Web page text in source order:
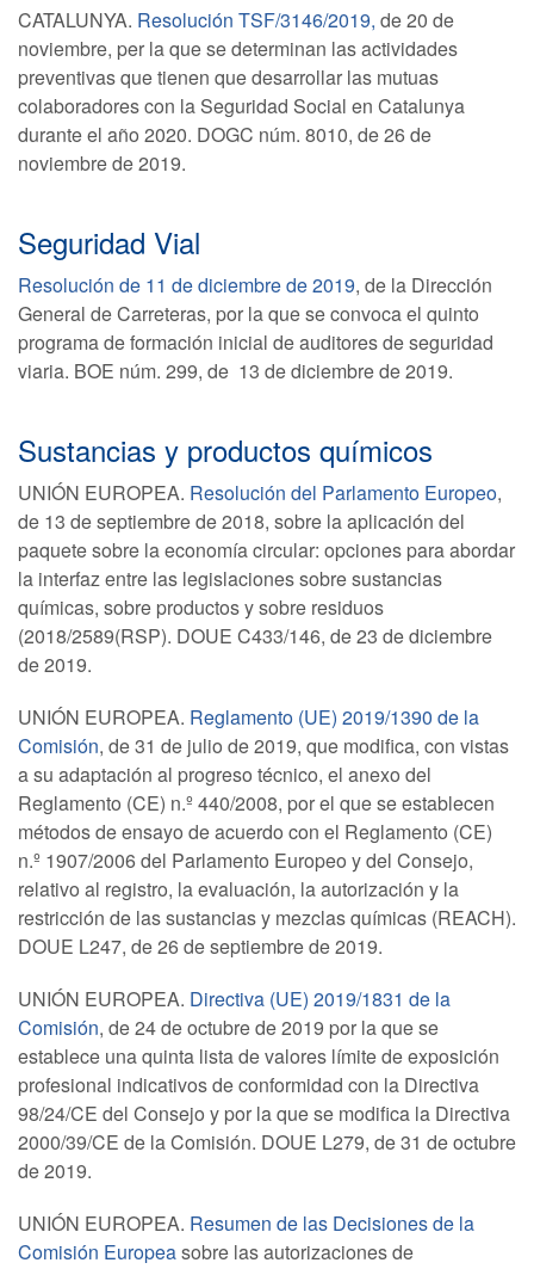
CATALUNYA. Resolución TSF/3146/2019, de 20 de
noviembre, per la que se determinan las actividades
preventivas que tienen que desarrollar las mutuas
colaboradores con la Seguridad Social en Catalunya
durante el año 2020. DOGC núm. 8010, de 26 de
noviembre de 2019.
Seguridad Vial
Resolución de 11 de diciembre de 2019, de la Dirección
General de Carreteras, por la que se convoca el quinto
programa de formación inicial de auditores de seguridad
viaria. BOE núm. 299, de 13 de diciembre de 2019.
Sustancias y productos químicos
UNIÓN EUROPEA. Resolución del Parlamento Europeo,
de 13 de septiembre de 2018, sobre la aplicación del
paquete sobre la economía circular: opciones para abordar
la interfaz entre las legislaciones sobre sustancias
químicas, sobre productos y sobre residuos
(2018/2589(RSP). DOUE C433/146, de 23 de diciembre
de 2019.
UNIÓN EUROPEA. Reglamento (UE) 2019/1390 de la
Comisión, de 31 de julio de 2019, que modifica, con vistas
a su adaptación al progreso técnico, el anexo del
Reglamento (CE) n.º 440/2008, por el que se establecen
métodos de ensayo de acuerdo con el Reglamento (CE)
n.º 1907/2006 del Parlamento Europeo y del Consejo,
relativo al registro, la evaluación, la autorización y la
restricción de las sustancias y mezclas químicas (REACH).
DOUE L247, de 26 de septiembre de 2019.
UNIÓN EUROPEA. Directiva (UE) 2019/1831 de la
Comisión, de 24 de octubre de 2019 por la que se
establece una quinta lista de valores límite de exposición
profesional indicativos de conformidad con la Directiva
98/24/CE del Consejo y por la que se modifica la Directiva
2000/39/CE de la Comisión. DOUE L279, de 31 de octubre
de 2019.
UNIÓN EUROPEA. Resumen de las Decisiones de la
Comisión Europeasobre las autorizaciones de